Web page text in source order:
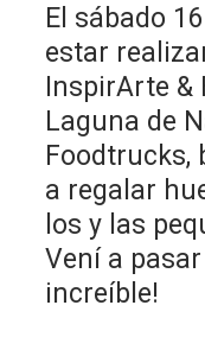
El sábado
estar
InspirArte &
Laguna de
Foodtrucks,
a regalar
los y las
Vení a
increíble!